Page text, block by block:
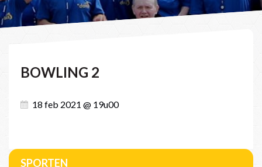
BOWLING 2
18 feb 2021 @ 19u00
SPORTEN